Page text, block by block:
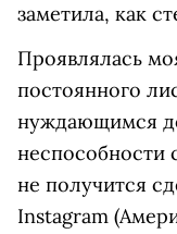
заметила, как
Проявлялась
постоянного
нуждающимся
неспособности
не получится
Instagram